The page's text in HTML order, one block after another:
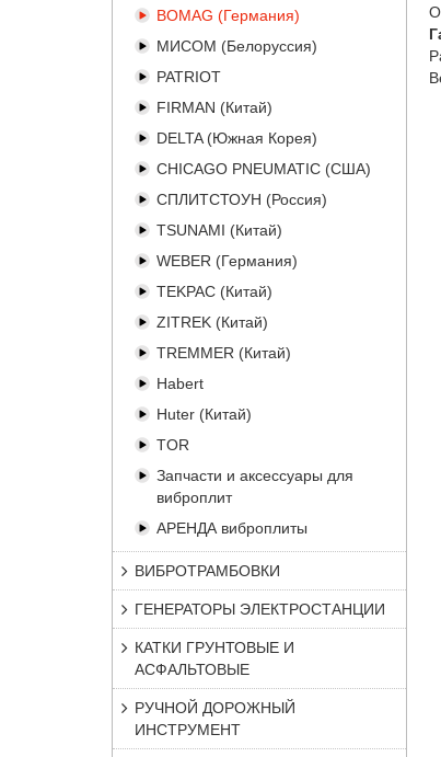
BOMAG (Германия)
МИСОМ (Белоруссия)
PATRIOT
FIRMAN (Китай)
DELTA (Южная Корея)
CHICAGO PNEUMATIC (США)
СПЛИТСТОУН (Россия)
TSUNAMI (Китай)
WEBER (Германия)
TEKPAC (Китай)
ZITREK (Китай)
TREMMER (Китай)
Habert
Huter (Китай)
TOR
Запчасти и аксессуары для
виброплит
АРЕНДА виброплиты
ВИБРОТРАМБОВКИ
ГЕНЕРАТОРЫ ЭЛЕКТРОСТАНЦИИ
КАТКИ ГРУНТОВЫЕ И
АСФАЛЬТОВЫЕ
РУЧНОЙ ДОРОЖНЫЙ
ИНСТРУМЕНТ